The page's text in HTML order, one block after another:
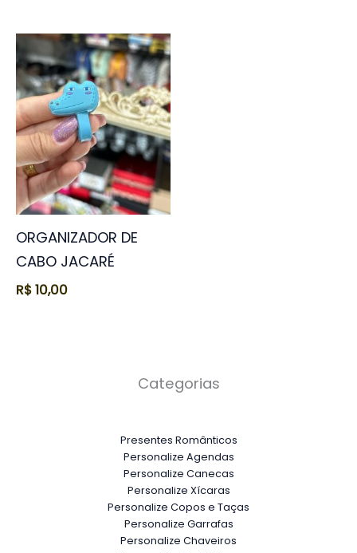
ORGANIZADOR DE
CABO JACARÉ
R$10,00
Categorias
Presentes Românticos
Personalize Agendas
Personalize Canecas
Personalize Xícaras
Personalize Copos e Taças
Personalize Garrafas
Personalize Chaveiros